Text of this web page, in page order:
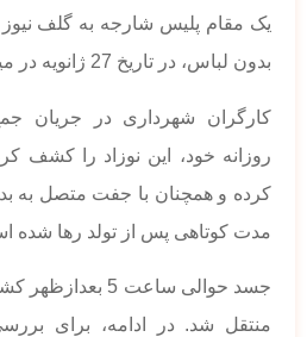
یک مقام پلیس شارجه به گلف
بدون لباس، در تاریخ 27 ژانویه در میان زباله‌ها پیدا شد.
کارگران شهرداری در جریان
روزانه خود، این نوزاد را کشف
کرده و همچنان با جفت متصل به
مدت کوتاهی پس از تولد رها شده
جسد حوالی ساعت
منتقل شد. در ادامه، برای